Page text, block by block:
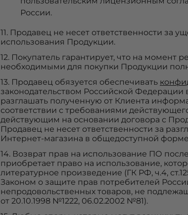
России.
11. Продавец не несет ответственности
использования Продукции.
12. Покупатель гарантирует, что на
необходимыми для покупки Продукции
13. Продавец обязуется обеспечивать
законодательством Российской Федерации
разглашать полученную от Клиента
соответствии с требованиями
действующим на основании договора с
Продавец не несет ответственности за
Интернет-магазина в общедоступной
14. Возврат прав на использование ПО
приобретает право на использование,
литературное произведение (ГК РФ, ч.4,
Законом о защите прав потребителей
непродовольственных товаров, не
от 20.10.1998 №1222, 06.02.2002 №81).